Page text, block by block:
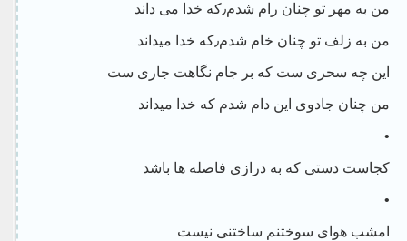
من به مهر تو چنان رام شدم٫که خدا می داند
من به زلف تو چنان خام شدم٫که خدا میداند
این چه سحری ست که بر جام نگاهت جاری ست
من چنان جادوی این دام شدم که خدا میداند
•
کجاست دستی که به درازی فاصله ها باشد
•
امشب هوای سوختنم ساختنی نیست